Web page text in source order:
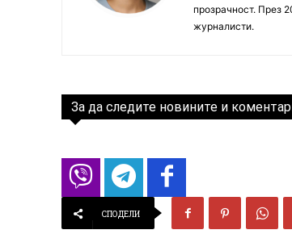
прозрачност. През
журналисти.
За да следите новините и
СПОДЕЛИ